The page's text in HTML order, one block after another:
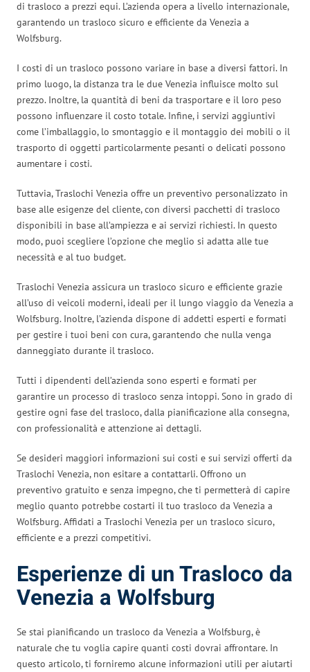
di trasloco a prezzi equi. L’azienda opera a livello internazionale,
garantendo un trasloco sicuro e efficiente da Venezia a
Wolfsburg.
I costi di un trasloco possono variare in base a diversi fattori. In
primo luogo, la distanza tra le due Venezia influisce molto sul
prezzo. Inoltre, la quantità di beni da trasportare e il loro peso
possono influenzare il costo totale. Infine, i servizi aggiuntivi
come l’imballaggio, lo smontaggio e il montaggio dei mobili o il
trasporto di oggetti particolarmente pesanti o delicati possono
aumentare i costi.
Tuttavia, Traslochi Venezia offre un preventivo personalizzato in
base alle esigenze del cliente, con diversi pacchetti di trasloco
disponibili in base all’ampiezza e ai servizi richiesti. In questo
modo, puoi scegliere l’opzione che meglio si adatta alle tue
necessità e al tuo budget.
Traslochi Venezia assicura un trasloco sicuro e efficiente grazie
all’uso di veicoli moderni, ideali per il lungo viaggio da Venezia a
Wolfsburg. Inoltre, l’azienda dispone di addetti esperti e formati
per gestire i tuoi beni con cura, garantendo che nulla venga
danneggiato durante il trasloco.
Tutti i dipendenti dell’azienda sono esperti e formati per
garantire un processo di trasloco senza intoppi. Sono in grado di
gestire ogni fase del trasloco, dalla pianificazione alla consegna,
con professionalità e attenzione ai dettagli.
Se desideri maggiori informazioni sui costi e sui servizi offerti da
Traslochi Venezia, non esitare a contattarli. Offrono un
preventivo gratuito e senza impegno, che ti permetterà di capire
meglio quanto potrebbe costarti il tuo trasloco da Venezia a
Wolfsburg. Affidati a Traslochi Venezia per un trasloco sicuro,
efficiente e a prezzi competitivi.
Esperienze di un Trasloco da
Venezia a Wolfsburg
Se stai pianificando un trasloco da Venezia a Wolfsburg, è
naturale che tu voglia capire quanti costi dovrai affrontare. In
questo articolo, ti forniremo alcune informazioni utili per aiutarti